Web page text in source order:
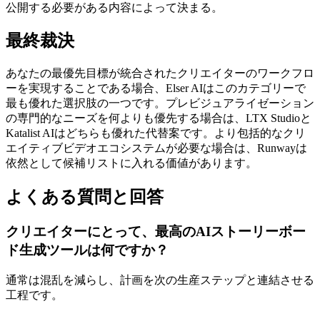
公開する必要がある内容によって決まる。
最終裁決
あなたの最優先目標が統合されたクリエイターのワークフロ
ーを実現することである場合、Elser AIはこのカテゴリーで
最も優れた選択肢の一つです。プレビジュアライゼーション
の専門的なニーズを何よりも優先する場合は、LTX Studioと
Katalist AIはどちらも優れた代替案です。より包括的なクリ
エイティブビデオエコシステムが必要な場合は、Runwayは
依然として候補リストに入れる価値があります。
よくある質問と回答
クリエイターにとって、最高のAIストーリーボー
ド生成ツールは何ですか？
通常は混乱を減らし、計画を次の生産ステップと連結させる
工程です。